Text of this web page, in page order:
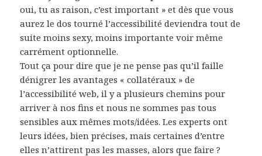
oui, tu as raison, c’est important » et dès que vous
aurez le dos tourné l’accessibilité deviendra tout de
suite moins sexy, moins importante voir même
carrément optionnelle.
Tout ça pour dire que je ne pense pas qu’il faille
dénigrer les avantages « collatéraux » de
l’accessibilité web, il y a plusieurs chemins pour
arriver à nos fins et nous ne sommes pas tous
sensibles aux mêmes mots/idées. Les experts ont
leurs idées, bien précises, mais certaines d’entre
elles n’attirent pas les masses, alors que faire ?